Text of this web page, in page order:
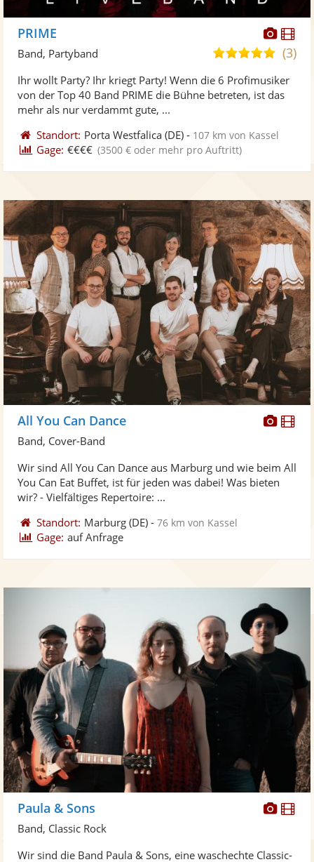
Fotos
PRIME
4,8
5
(3)
Band, Partyband
Ihr wollt Party? Ihr kriegt Party! Wenn die 6 Profimusiker
von der Top 40 Band PRIME die Bühne betreten, ist das
mehr als nur verdammt gute, ...
Standort: Porta Westfalica (DE) - 107 km von Kassel
Gage: €€€€ (3500 € oder mehr pro Auftritt)
Fotos
All You Can Dance
Band, Cover-Band
Wir sind All You Can Dance aus Marburg und wie beim All
You Can Eat Buffet, ist für jeden was dabei! Was bieten
wir? - Vielfältiges Repertoire: ...
Standort: Marburg (DE) -76 km von Kassel
Gage: auf Anfrage
Paula & Sons
Band, Classic Rock
Wir sind die Band Paula & Sons, eine waschechte Classic-